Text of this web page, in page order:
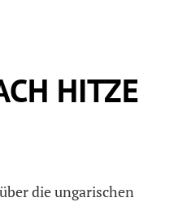
HITZE
die ungarischen